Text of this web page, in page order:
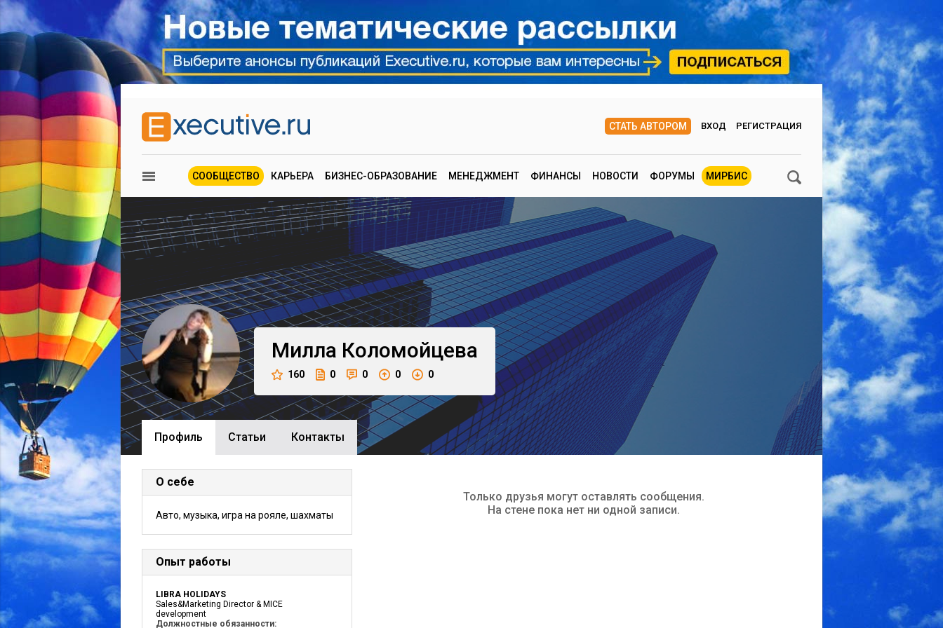
СТАТЬ АВТОРОМ ВХОД РЕГИСТРАЦИЯ
СООБЩЕСТВО КАРЬЕРА БИЗНЕС-ОБРАЗОВАНИЕ МЕНЕДЖМЕНТ ФИНАНСЫ НОВОСТИ ФОРУМЫ МИРБИС
Милла Коломойцева
160 0 0 0 0
Профиль Cтатьи Контакты
О себе
Авто, музыка, игра на рояле, шахматы
Опыт работы
LIBRA HOLIDAYS
Sales&Marketing Director & MICE
development
Должностные обязанности:
Только друзья могут оставлять сообщения.
На стене пока нет ни одной записи.